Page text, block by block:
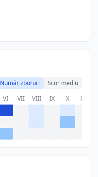
Număr zboruri
Scor mediu
VI VII VIII IX X XI